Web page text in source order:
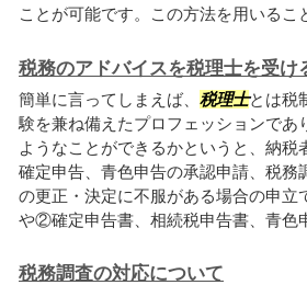
ことが可能です。この方法を用いるこ
税務のアドバイスを税理士を受け
簡単に言ってしまえば、 税理士とは税
験を兼ね備えたプロフェッションであ
ようなことができるかというと、納
確定申告、青色申告の承認申請、税務
の更正・決定に不服がある場合の申立
や②確定申告書、相続税申告書、青色
税務調査の対応について